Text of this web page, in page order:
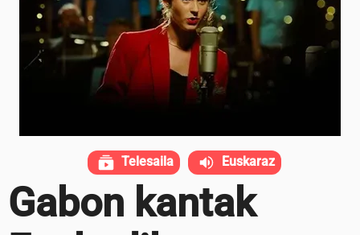
Gabon kantak
Telesaila Euskaraz